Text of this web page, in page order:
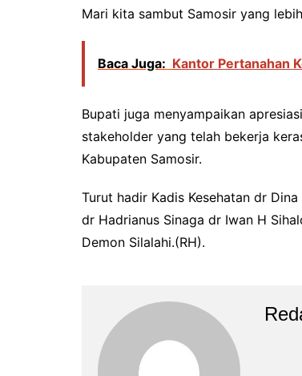
Mari kita sambut Samosir yang
Baca Juga: Kantor Pertanahan
Bupati juga menyampaikan
stakeholder yang telah bekerja
Kabupaten Samosir.
Turut hadir Kadis Kesehatan dr
dr Hadrianus Sinaga dr Iwan H
Demon Silalahi.(RH).